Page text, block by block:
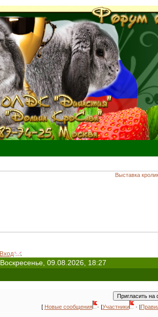
Вход
Воскресенье, 09.08.2026, 18:27
[ Новые сообщения · |Участники · |